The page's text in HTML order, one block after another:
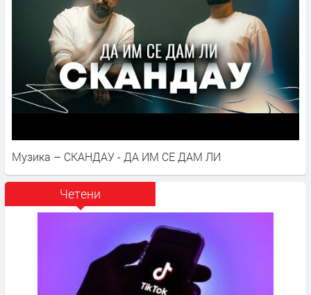
Музика – СКАНДАУ - ДА ИМ СЕ ДАМ ЛИ
Четени